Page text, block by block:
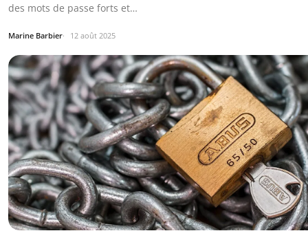
des mots de passe forts et…
Marine Barbier 12 août 2025